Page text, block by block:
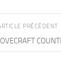
PRÉCÉDENT